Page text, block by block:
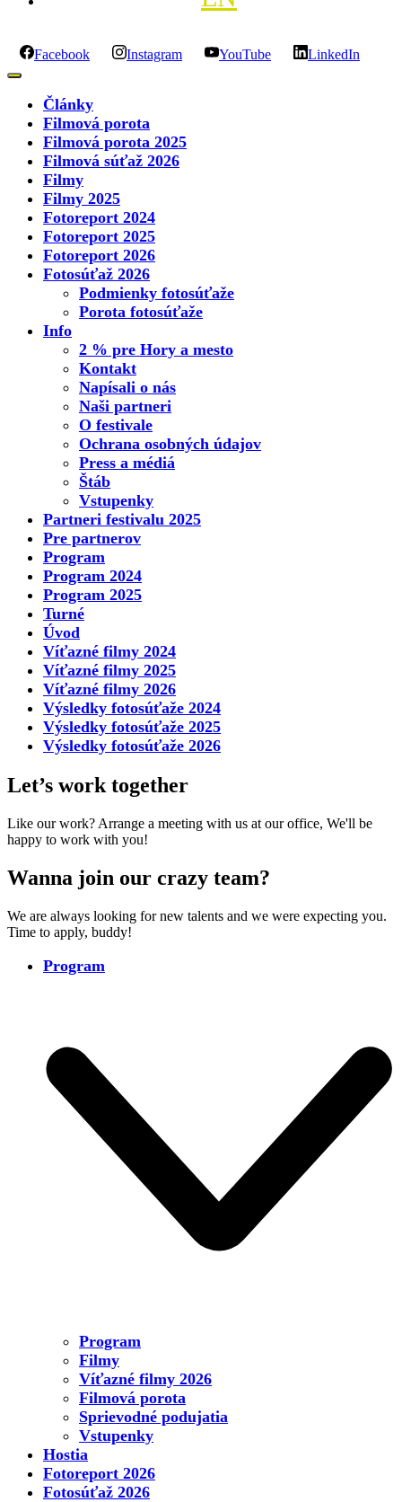
Facebook Instagram YouTube LinkedIn
Články
Filmová porota
Filmová porota 2025
Filmová súťaž 2026
Filmy
Filmy 2025
Fotoreport 2024
Fotoreport 2025
Fotoreport 2026
Fotosúťaž 2026
Podmienky fotosúťaže
Porota fotosúťaže
Info
2 % pre Hory a mesto
Kontakt
Napísali o nás
Naši partneri
O festivale
Ochrana osobných údajov
Press a médiá
Štáb
Vstupenky
Partneri festivalu 2025
Pre partnerov
Program
Program 2024
Program 2025
Turné
Úvod
Víťazné filmy 2024
Víťazné filmy 2025
Víťazné filmy 2026
Výsledky fotosúťaže 2024
Výsledky fotosúťaže 2025
Výsledky fotosúťaže 2026
Let’s work together
Like our work? Arrange a meeting with us at our office, We'll be
happy to work with you!
Wanna join our crazy team?
We are always looking for new talents and we were expecting you.
Time to apply, buddy!
Program
Program
Filmy
Víťazné filmy 2026
Filmová porota
Sprievodné podujatia
Vstupenky
Hostia
Fotoreport 2026
Fotosúťaž 2026